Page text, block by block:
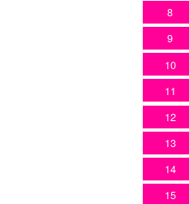
8
9
10
11
12
13
14
15